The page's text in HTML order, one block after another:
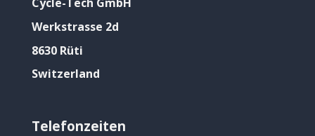
Werkstrasse 2d
8630 Rüti
Switzerland
Telefonzeiten